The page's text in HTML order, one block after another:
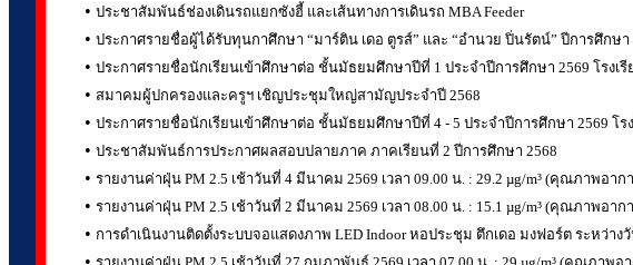
• ประชาสัมพันธ์ช่องเดินรถแยกซังฮี้ และเส้นทางการเดินรถ MBA Feeder
• ประกาศรายชื่อผู้ได้รับทุนกาศึกษา “มาร์ติน เดอ ตูรส์” และ “อำนวย ปิ่นรัตน์” ปีการศึกษา
• ประกาศรายชื่อนักเรียนเข้าศึกษาต่อ ชั้นมัธยมศึกษาปีที่ 1 ประจำปีการศึกษา 2569 โรงเรี
• สมาคมผู้ปกครองและครูฯ เชิญประชุมใหญ่สามัญประจำปี 2568
• ประกาศรายชื่อนักเรียนเข้าศึกษาต่อ ชั้นมัธยมศึกษาปีที่ 4 - 5 ประจำปีการศึกษา 2569 โร
• ประชาสัมพันธ์การประกาศผลสอบปลายภาค ภาคเรียนที่ 2 ปีการศึกษา 2568
• รายงานค่าฝุ่น PM 2.5 เช้าวันที่ 4 มีนาคม 2569 เวลา 09.00 น. : 29.2 µg/m³ (คุณภาพอาก
• รายงานค่าฝุ่น PM 2.5 เช้าวันที่ 2 มีนาคม 2569 เวลา 08.00 น. : 15.1 µg/m³ (คุณภาพอาก
• การดำเนินงานติดตั้งระบบจอแสดงภาพ LED Indoor หอประชุม ตึกเดอ มงฟอร์ต ระหว่าง
•